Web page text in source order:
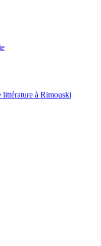
littérature à Rimouski